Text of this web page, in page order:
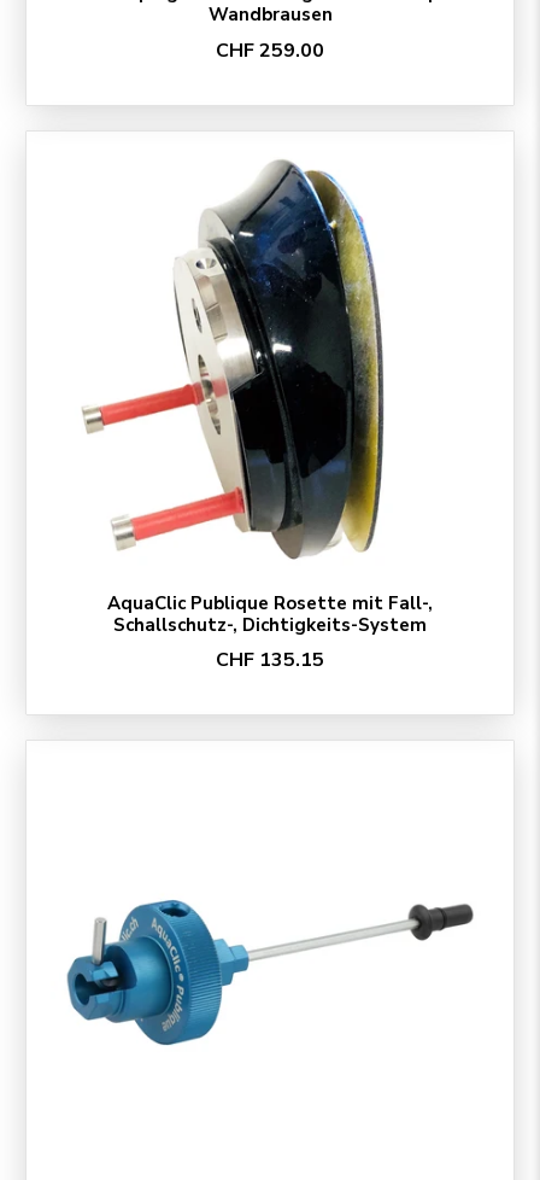
Wandbrausen
CHF 259.00
AquaClic Publique Rosette mit Fall-,
Schallschutz-, Dichtigkeits-System
CHF 135.15